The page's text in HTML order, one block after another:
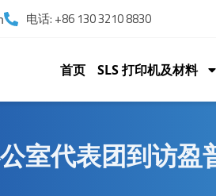
电话: +86 130 3210 8830
首页 SLS 打印机及材料
室代表团到访